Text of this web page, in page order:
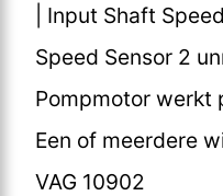
| Input Shaft
Speed Sensor 2
Pompmotor werkt
Een of meerdere
VAG 10902